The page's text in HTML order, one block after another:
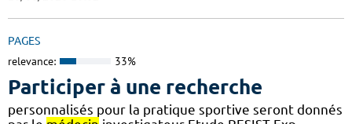
PAGES
relevance: 33%
Participer à une recherche
personnalisés pour la pratique sportive seront donnés